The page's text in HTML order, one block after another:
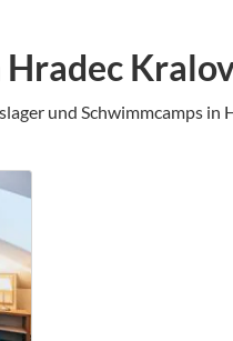
und Schwimmcamps in